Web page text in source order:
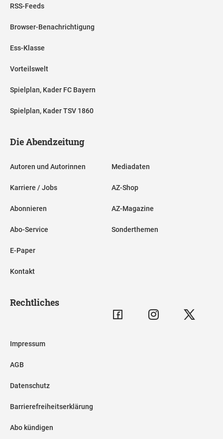
RSS-Feeds
Browser-Benachrichtigung
Ess-Klasse
Vorteilswelt
Spielplan, Kader FC Bayern
Spielplan, Kader TSV 1860
Die Abendzeitung
Autoren und Autorinnen
Karriere / Jobs
Abonnieren
Abo-Service
E-Paper
Kontakt
Mediadaten
AZ-Shop
AZ-Magazine
Sonderthemen
Rechtliches
Impressum
AGB
Datenschutz
Barrierefreiheitserklärung
Abo kündigen